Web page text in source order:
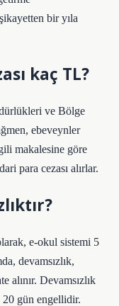
bir yıla
kaç TL?
ve Bölge
ebeveynler
makalesine göre
para cezası alırlar.
e-okul sistemi 5
devamsızlık,
alınır. Devamsızlık
20 gün engellidir.